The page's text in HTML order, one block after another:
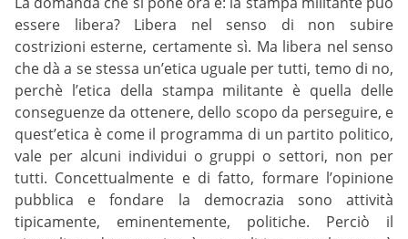
essere libera? Libera nel senso di non subire
costrizioni esterne, certamente sì. Ma libera nel senso
che dà a se stessa un’etica uguale per tutti, temo di no,
perchè l’etica della stampa militante è quella delle
conseguenze da ottenere, dello scopo da perseguire, e
quest’etica è come il programma di un partito politico,
vale per alcuni individui o gruppi o settori, non per
tutti. Concettualmente e di fatto, formare l’opinione
pubblica e fondare la democrazia sono attività
tipicamente, eminentemente, politiche. Perciò il